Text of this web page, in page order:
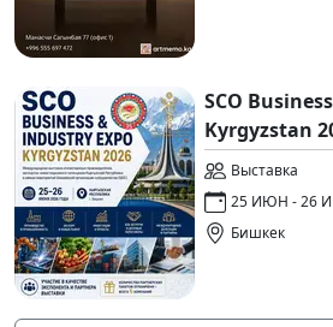
SCO
Kyrgyzstan
Выставка
25 ИЮН - 26
Бишкек